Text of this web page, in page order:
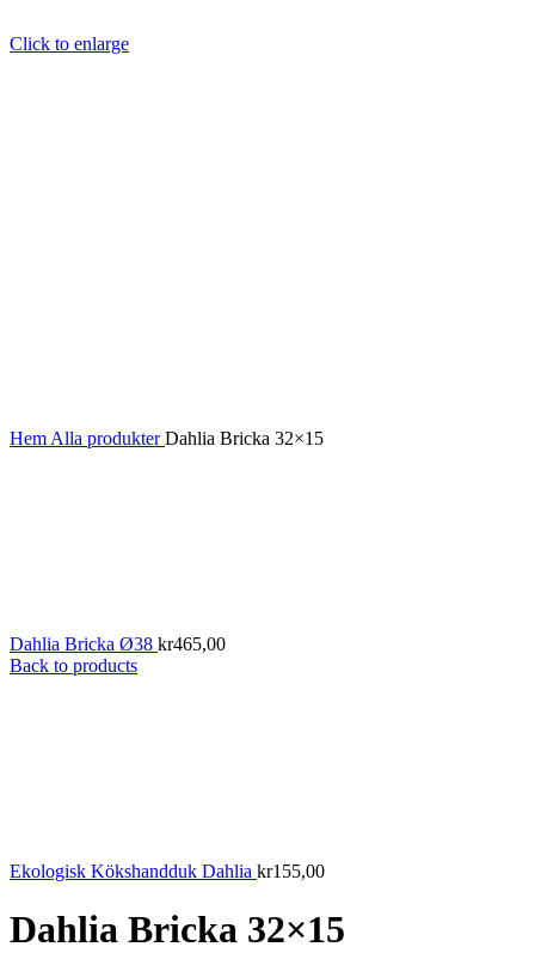
Click to enlarge
Hem Alla produkterDahlia Bricka 32×15
Dahlia Bricka Ø38 kr465,00
Back to products
Ekologisk Kökshandduk Dahlia kr155,00
Dahlia Bricka 32×15